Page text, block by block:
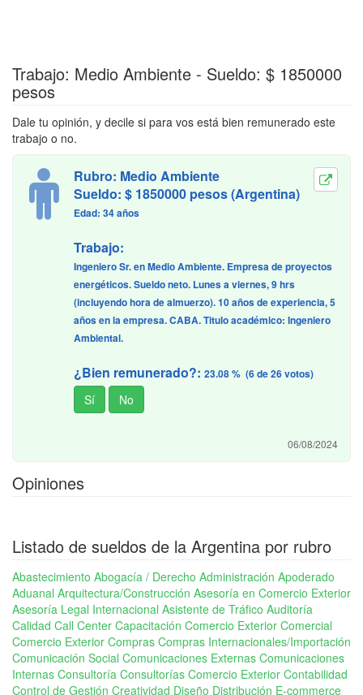
Trabajo: Medio Ambiente - Sueldo: $ 1850000
pesos
Dale tu opinión, y decile si para vos está bien remunerado este
trabajo o no.
Rubro: Medio Ambiente
Sueldo: $ 1850000 pesos (Argentina)
Edad: 34 años
Trabajo:
Ingeniero Sr. en Medio Ambiente. Empresa de proyectos
energéticos. Sueldo neto. Lunes a viernes, 9 hrs
(incluyendo hora de almuerzo). 10 años de experiencia, 5
años en la empresa. CABA. Titulo académico: Ingeniero
Ambiental.
¿Bien remunerado?: 23.08 % (6 de 26 votos)
06/08/2024
Opiniones
Listado de sueldos de la Argentina por rubro
Abastecimiento Abogacía / Derecho Administración Apoderado
Aduanal Arquitectura/Construcción Asesoría en Comercio Exterior
Asesoría Legal Internacional Asistente de Tráfico Auditoría
Calidad Call Center Capacitación Comercio Exterior Comercial
Comercio Exterior Compras Compras Internacionales/Importación
Comunicación Social Comunicaciones Externas Comunicaciones
Internas Consultoría Consultorías Comercio Exterior Contabilidad
Control de Gestión Creatividad Diseño Distribución E-commerce